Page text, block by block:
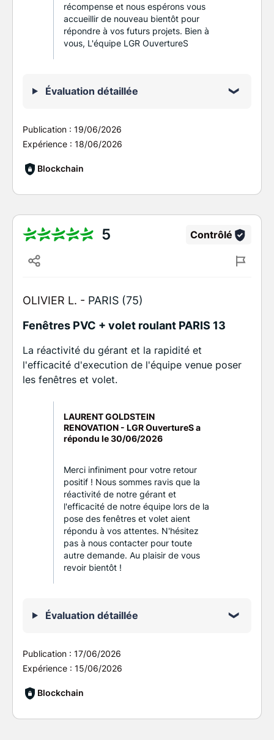
récompense et nous espérons vous
accueillir de nouveau bientôt pour
répondre à vos futurs projets. Bien à
vous, L'équipe LGR OuvertureS
Évaluation détaillée
Publication : 19/06/2026
Expérience : 18/06/2026
Blockchain
5 Contrôlé
OLIVIER L. - PARIS (75)
Fenêtres PVC + volet roulant PARIS 13
La réactivité du gérant et la rapidité et
l'efficacité d'execution de l'équipe venue poser
les fenêtres et volet.
LAURENT GOLDSTEIN
RENOVATION - LGR OuvertureS a
répondu le30/06/2026
Merci infiniment pour votre retour
positif ! Nous sommes ravis que la
réactivité de notre gérant et
l'efficacité de notre équipe lors de la
pose des fenêtres et volet aient
répondu à vos attentes. N'hésitez
pas à nous contacter pour toute
autre demande. Au plaisir de vous
revoir bientôt !
Évaluation détaillée
Publication : 17/06/2026
Expérience : 15/06/2026
Blockchain